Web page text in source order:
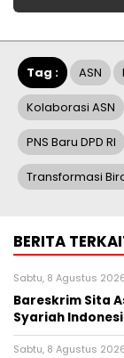
Tag : ASN
Kolaborasi ASN
PNS Baru DPD RI
Transformasi
BERITA
Sabtu, 8 Agustus
Bareskrim Sita
Syariah
Sabtu, 8 Agustus